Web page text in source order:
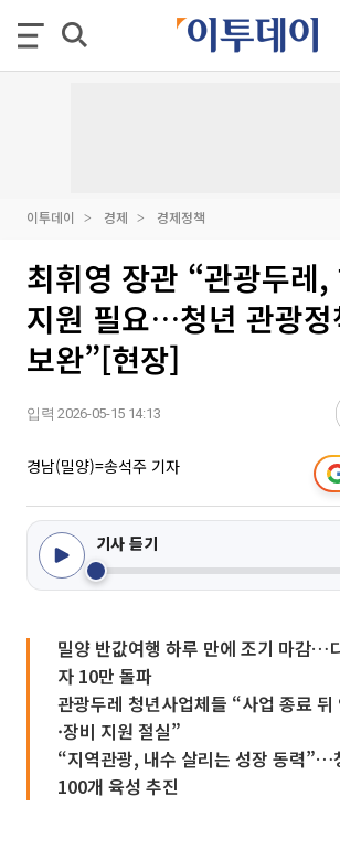
이투데이 경제 경제정책
최휘영 장관 “관광두레,
지원 필요…청년 관광정
보완”[현장]
입력 2026-05-15 14:13
경남(밀양)=송석주 기자
기사 듣기
밀양 반값여행 하루 만에 조기 마감…
자 10만 돌파
관광두레 청년사업체들 “사업 종료 뒤
·장비 지원 절실”
“지역관광, 내수 살리는 성장 동력”…
100개 육성 추진